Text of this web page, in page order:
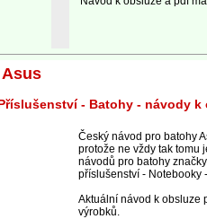
- Batohy - návody k
Český návod pro batohy
protože ne vždy tak tomu
návodů pro batohy
příslušenství - Notebooky
Aktuální návod k obsluze
výrobků.